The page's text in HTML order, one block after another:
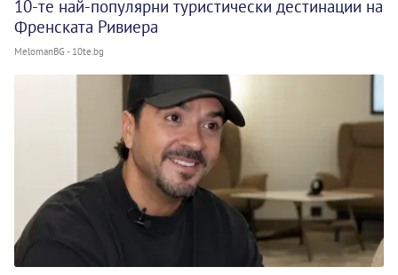
10-те най-популярни туристически дестинации на
Френската Ривиера
MelomanBG - 10te.bg